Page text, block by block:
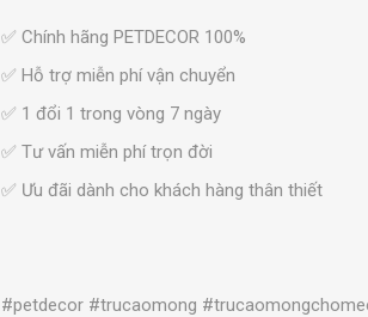
✅ Chính hãng PETDECOR 100%
✅ Hỗ trợ miễn phí vận chuyển
✅ 1 đổi 1 trong vòng 7 ngày
✅ Tư vấn miễn phí trọn đời
✅ Ưu đãi dành cho khách hàng thân thiết
#petdecor #trucaomong